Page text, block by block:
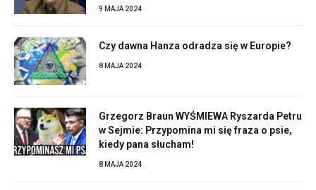
9 MAJA 2024
Czy dawna Hanza odradza się w Europie?
8 MAJA 2024
Grzegorz Braun WYŚMIEWA Ryszarda Petru
w Sejmie: Przypomina mi się fraza o psie,
kiedy pana słucham!
8 MAJA 2024